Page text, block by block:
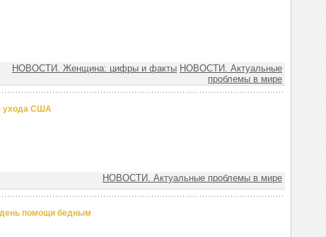
НОВОСТИ. Женщина: цифры и факты НОВОСТИ. Актуальные
проблемы в мире
ухода США
НОВОСТИ. Актуальные проблемы в мире
помощи бедным